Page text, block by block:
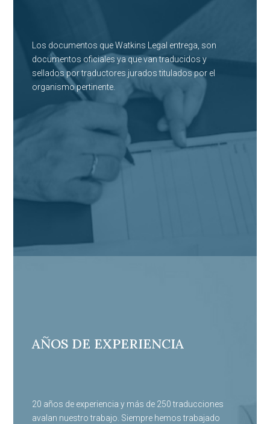
Los documentos que Watkins Legal entrega, son
documentos oficiales ya que van traducidos y
sellados por traductores jurados titulados por el
organismo pertinente.
AÑOS DE EXPERIENCIA
20 años de experiencia y más de 250 traducciones
avalan nuestro trabajo. Siempre hemos trabajado